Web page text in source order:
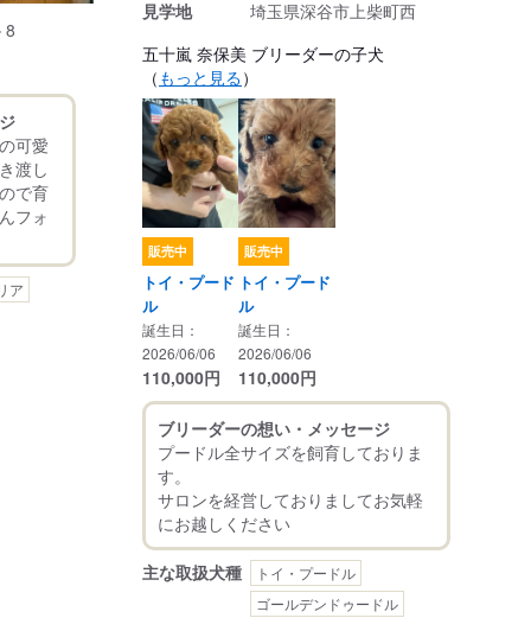
8
可愛
渡し
で育
フォ
ア
見学地
埼玉県深谷市上柴町西
五十嵐 奈保美 ブリーダーの子犬
（ もっと見る）
販売中
トイ・プード
ル
誕生日：
2026/06/06
110,000円
販売中
トイ・プード
ル
誕生日：
2026/06/06
110,000円
ブリーダーの想い・メッセージ
プードル全サイズを飼育しておりま
す。
サロンを経営しておりましてお気軽
主な取扱犬種
トイ・プードル
ゴールデンドゥードル